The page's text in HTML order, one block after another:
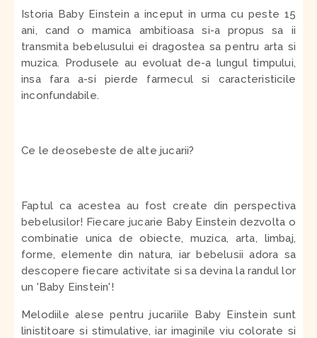
Istoria Baby Einstein a inceput in urma cu peste 15
ani, cand o mamica ambitioasa si-a propus sa ii
transmita bebelusului ei dragostea sa pentru arta si
muzica. Produsele au evoluat de-a lungul timpului,
insa fara a-si pierde farmecul si caracteristicile
inconfundabile.
Ce le deosebeste de alte jucarii?
Faptul ca acestea au fost create din perspectiva
bebelusilor! Fiecare jucarie Baby Einstein dezvolta o
combinatie unica de obiecte, muzica, arta, limbaj,
forme, elemente din natura, iar bebelusii adora sa
descopere fiecare activitate si sa devina la randul lor
un 'Baby Einstein'!
Melodiile alese pentru jucariile Baby Einstein sunt
linistitoare si stimulative, iar imaginile viu colorate si